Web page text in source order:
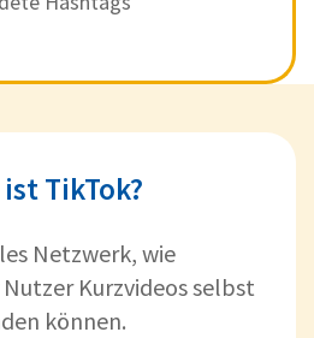
ist TikTok?
Netzwerk, wie
Kurzvideos selbst
können.